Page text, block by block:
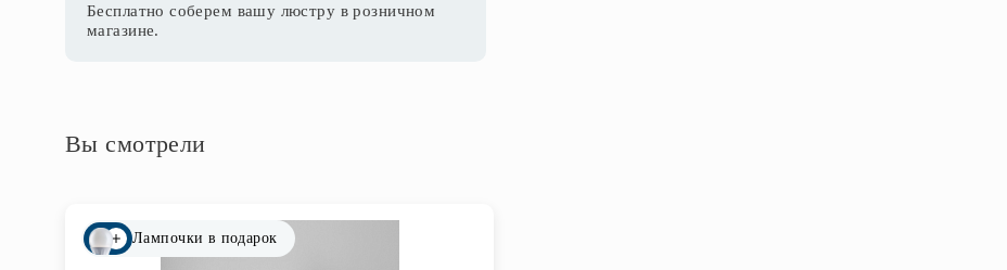
Бесплатно соберем вашу люстру в розничном
магазине.
Вы смотрели
Лампочки в подарок